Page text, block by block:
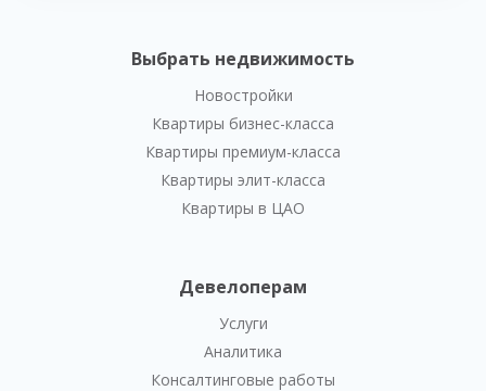
Выбрать недвижимость
Новостройки
Квартиры бизнес-класса
Квартиры премиум-класса
Квартиры элит-класса
Квартиры в ЦАО
Девелоперам
Услуги
Аналитика
Консалтинговые работы